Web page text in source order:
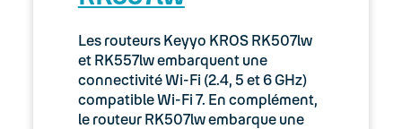
Les routeurs Keyyo KROS RK507lw
et RK557lw embarquent une
connectivité Wi-Fi (2.4, 5 et 6 GHz)
compatible Wi-Fi 7. En complément,
le routeur RK507lw embarque une